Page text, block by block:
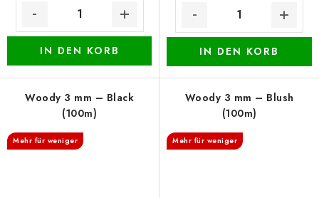
IN DEN KORB IN DEN KORB
Woody 3 mm – Black
(100m)
Mehr für weniger
Woody 3 mm – Blush
(100m)
Mehr für weniger